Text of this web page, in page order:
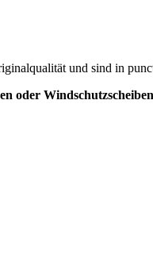
und sind in
oder